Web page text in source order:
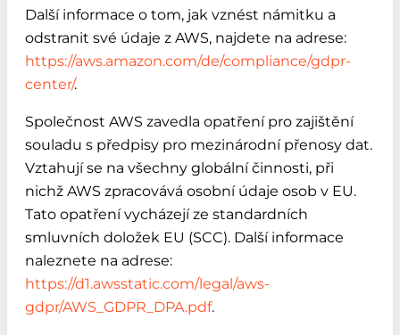
Další informace o tom, jak vznést námitku a
odstranit své údaje z AWS, najdete na adrese:
https://aws.amazon.com/de/compliance/gdpr-
center/.
Společnost AWS zavedla opatření pro zajištění
souladu s předpisy pro mezinárodní přenosy dat.
Vztahují se na všechny globální činnosti, při
nichž AWS zpracovává osobní údaje osob v EU.
Tato opatření vycházejí ze standardních
smluvních doložek EU (SCC). Další informace
naleznete na adrese:
https://d1.awsstatic.com/legal/aws-
gdpr/AWS_GDPR_DPA.pdf.